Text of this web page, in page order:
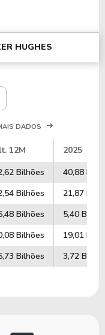
HUGHES
DADOS
12M
2025
Bilhões
40,88
Bilhões
21,87
Bilhões
5,40
Bilhões
19,01
Bilhões 3,72